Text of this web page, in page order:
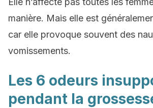
manière. Mais elle est
car elle provoque souvent des
vomissements.
Les 6 odeurs
pendant la